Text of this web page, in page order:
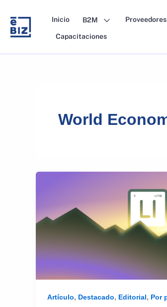
content
Inicio B2M
Capacitaciones
World
Artículo, Destacado, Editorial, Por